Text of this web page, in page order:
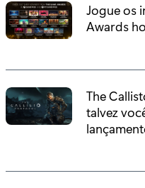
Jogue os
Awards
The
talvez